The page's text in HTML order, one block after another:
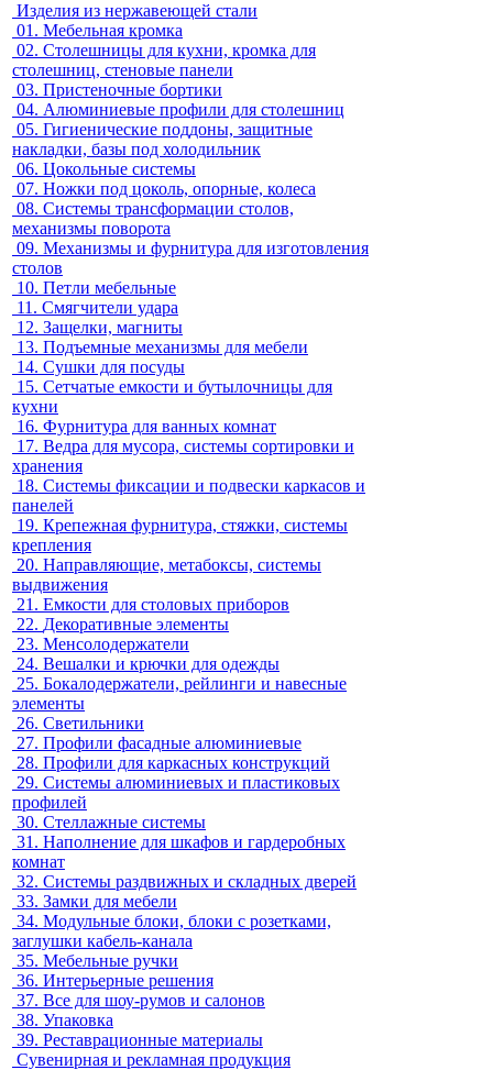
Изделия из нержавеющей стали
01. Мебельная кромка
02. Столешницы для кухни, кромка для
столешниц, стеновые панели
03. Пристеночные бортики
04. Алюминиевые профили для столешниц
05. Гигиенические поддоны, защитные
накладки, базы под холодильник
06. Цокольные системы
07. Ножки под цоколь, опорные, колеса
08. Системы трансформации столов,
механизмы поворота
09. Механизмы и фурнитура для изготовления
столов
10. Петли мебельные
11. Смягчители удара
12. Защелки, магниты
13. Подъемные механизмы для мебели
14. Сушки для посуды
15. Сетчатые емкости и бутылочницы для
кухни
16. Фурнитура для ванных комнат
17. Ведра для мусора, системы сортировки и
хранения
18. Системы фиксации и подвески каркасов и
панелей
19. Крепежная фурнитура, стяжки, системы
крепления
20. Направляющие, метабоксы, системы
выдвижения
21. Емкости для столовых приборов
22. Декоративные элементы
23. Менсолодержатели
24. Вешалки и крючки для одежды
25. Бокалодержатели, рейлинги и навесные
элементы
26. Светильники
27. Профили фасадные алюминиевые
28. Профили для каркасных конструкций
29. Системы алюминиевых и пластиковых
профилей
30. Стеллажные системы
31. Наполнение для шкафов и гардеробных
комнат
32. Системы раздвижных и складных дверей
33. Замки для мебели
34. Модульные блоки, блоки с розетками,
заглушки кабель-канала
35. Мебельные ручки
36. Интерьерные решения
37. Все для шоу-румов и салонов
38. Упаковка
39. Реставрационные материалы
Сувенирная и рекламная продукция